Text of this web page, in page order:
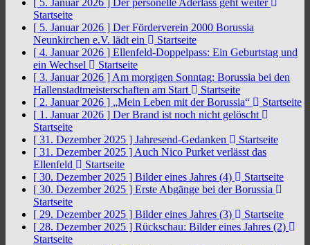
[ 5. Januar 2026 ] Der personelle Aderlass geht weiter
Startseite
[ 5. Januar 2026 ] Der Förderverein 2000 Borussia
Neunkirchen e.V. lädt ein
Startseite
[ 4. Januar 2026 ] Ellenfeld-Doppelpass: Ein Geburtstag und
ein Wechsel
Startseite
[ 3. Januar 2026 ] Am morgigen Sonntag: Borussia bei den
Hallenstadtmeisterschaften am Start
Startseite
[ 2. Januar 2026 ] „Mein Leben mit der Borussia“
Startseite
[ 1. Januar 2026 ] Der Brand ist noch nicht gelöscht
Startseite
[ 31. Dezember 2025 ] Jahresend-Gedanken
Startseite
[ 31. Dezember 2025 ] Auch Nico Purket verlässt das
Ellenfeld
Startseite
[ 30. Dezember 2025 ] Bilder eines Jahres (4)
Startseite
[ 30. Dezember 2025 ] Erste Abgänge bei der Borussia
Startseite
[ 29. Dezember 2025 ] Bilder eines Jahres (3)
Startseite
[ 28. Dezember 2025 ] Rückschau: Bilder eines Jahres (2)
Startseite